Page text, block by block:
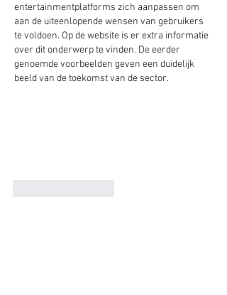
entertainmentplatforms zich aanpassen om
aan de uiteenlopende wensen van gebruikers
te voldoen. Op de website is er extra informatie
over dit onderwerp te vinden. De eerder
genoemde voorbeelden geven een duidelijk
beeld van de toekomst van de sector.